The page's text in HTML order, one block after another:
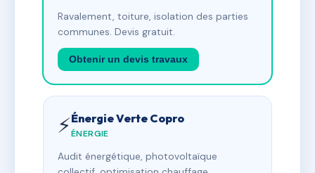
Ravalement, toiture, isolation des parties
communes. Devis gratuit.
Obtenir un devis travaux
⚡Énergie Verte Copro
ÉNERGIE
Audit énergétique, photovoltaïque